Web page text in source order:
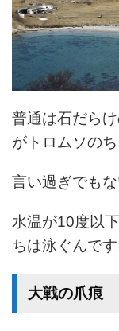
普通は石だら
がトロムソの
言い過ぎでもな
水温が10度以
ちは泳ぐんで
大戦の爪痕